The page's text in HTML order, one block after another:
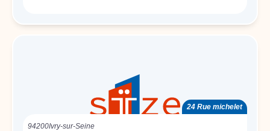
24 Rue michelet
94200Ivry-sur-Seine